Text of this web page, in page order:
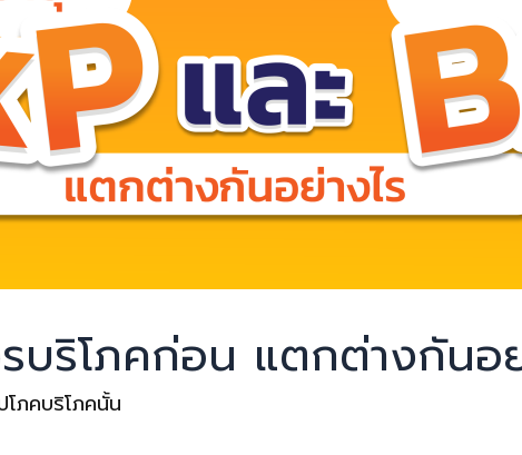
บริโภคก่อน แตกต่างกันอย่
ภคบริโภคนั้น